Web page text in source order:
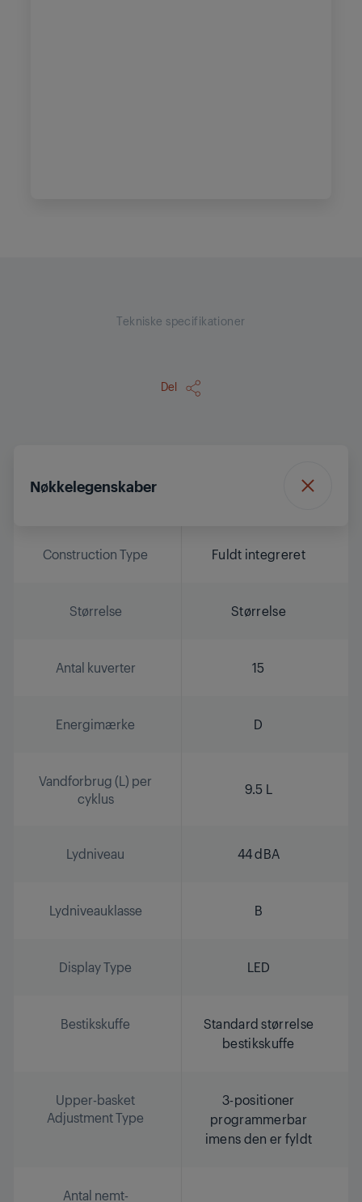
Tekniske specifikationer
Del
Nøkkelegenskaber
Construction Type Fuldt integreret
Størrelse Størrelse
Antal kuverter 15
Energimærke D
Vandforbrug (L) per
cyklus
9.5 L
Lydniveau 44 dBA
Lydniveauklasse B
Display Type LED
Bestikskuffe
Standard størrelse
bestikskuffe
Upper-basket
Adjustment Type
3-positioner
programmerbar
imens den er fyldt
Antal nemt-